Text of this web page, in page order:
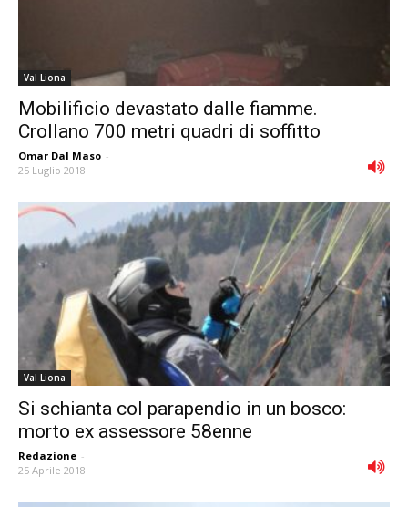
Val Liona
Mobilificio devastato dalle fiamme.
Crollano 700 metri quadri di soffitto
Omar Dal Maso -
25 Luglio 2018
Val Liona
Si schianta col parapendio in un bosco:
morto ex assessore 58enne
Redazione -
25 Aprile 2018